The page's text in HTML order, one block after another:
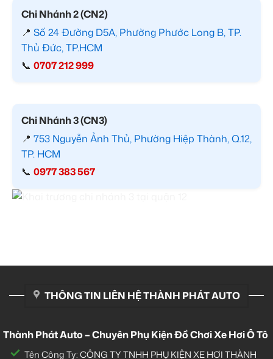
Chi Nhánh 2 (CN2)
📍 Số 24 Đường D5A, Phường Phước Long B, TP.
Thủ Đức, TP.HCM
📞 0707 212 999
Chi Nhánh 3 (CN3)
📍 753 Nguyễn Ảnh Thủ, Phường Hiệp Thành, Q.12,
TP. HCM
📞 0977 383 567
THÔNG TIN LIÊN HỆ THÀNH PHÁT AUTO
Thành Phát Auto – Chuyên Phụ Kiện Đồ Chơi Xe Hơi Ô Tô
Tên Công Ty: CÔNG TY TNHH PHỤ KIỆN XE HƠI THÀNH